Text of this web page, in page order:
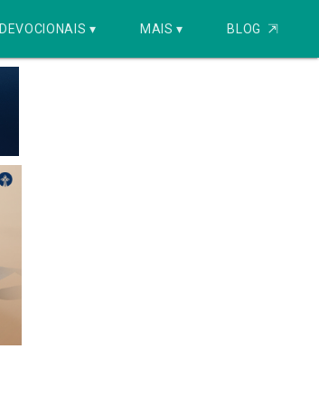
DEVOCIONAIS ▾ MAIS ▾ BLOG ⇱